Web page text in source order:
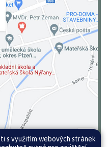
s využitím webových stránek